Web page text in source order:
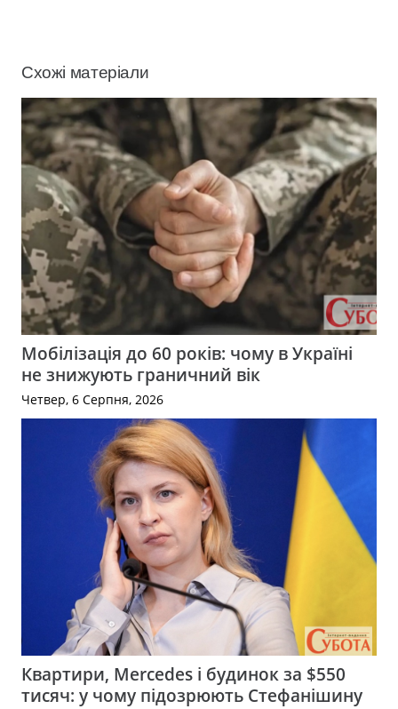
Схожі матеріали
Мобілізація до 60 років: чому в Україні
не знижують граничний вік
Четвер, 6 Серпня, 2026
Квартири, Mercedes і будинок за $550
тисяч: у чому підозрюють Стефанішину